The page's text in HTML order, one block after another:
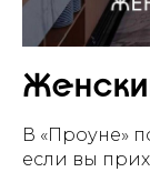
В «Проуне»
если вы